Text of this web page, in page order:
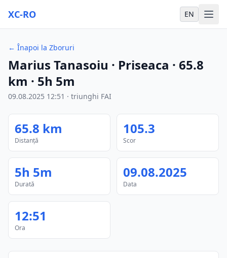
XC-RO EN
← Înapoi la Zboruri
Marius Tanasoiu · Priseaca · 65.8
km · 5h 5m
09.08.2025 12:51 · triunghi FAI
65.8 km
Distanță
105.3
Scor
5h 5m
Durată
09.08.2025
Data
12:51
Ora